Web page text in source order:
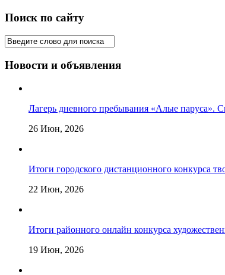
Поиск по сайту
Новости и объявления
Лагерь дневного пребывания «Алые паруса».
26 Июн, 2026
Итоги городского дистанционного конкурса
22 Июн, 2026
Итоги районного онлайн конкурса
19 Июн, 2026